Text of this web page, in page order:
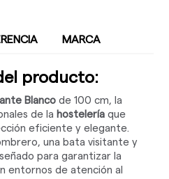
MARCA
producto:
Blanco de 100 cm, la
de la hostelería que
eficiente y elegante.
una bata visitante y
para garantizar la
entornos de atención al